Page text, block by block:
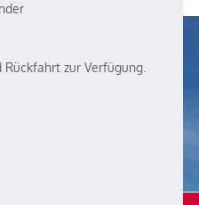
zur Verfügung.